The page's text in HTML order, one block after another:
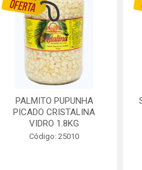
PALMITO PUPUNHA
PICADO CRISTALINA
VIDRO 1.8KG
Código: 25010